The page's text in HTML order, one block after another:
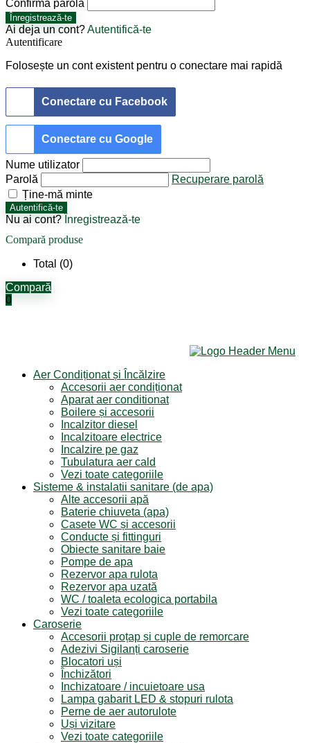
Confirmă parola
Înregistrează-te
Ai deja un cont?Autentifică-te
Autentificare
Folosește un cont existent pentru o conectare mai rapidă
Conectare cu Facebook
Conectare cu Google
Nume utilizator
Parolă
Recuperare parolă
Ține-mă minte
Autentifică-te
Nu ai cont? Înregistrează-te
Compară produse
Total (0)
Compară
0
Aer Condiționat și Încălzire
Accesorii aer condiționat
Aparat aer conditionat
Boilere și accesorii
Incalzitor diesel
Incalzitoare electrice
Incalzire pe gaz
Tubulatura aer cald
Vezi toate categoriile
Sisteme & instalatii sanitare (de apa)
Alte accesorii apă
Baterie chiuveta (apa)
Casete WC și accesorii
Conducte și fittinguri
Obiecte sanitare baie
Pompe de apa
Rezervor apa rulota
Rezervor apa uzată
WC / toaleta ecologica portabila
Vezi toate categoriile
Caroserie
Accesorii proțap și cuple de remorcare
Adezivi Sigilanți caroserie
Blocatori uși
Închizători
Inchizatoare / incuietoare usa
Lampa gabarit LED & stopuri rulota
Perne de aer autorulote
Uși vizitare
Vezi toate categoriile